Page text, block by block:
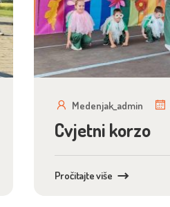
Medenjak_admin
Cvjetni korzo
Pročitajte više